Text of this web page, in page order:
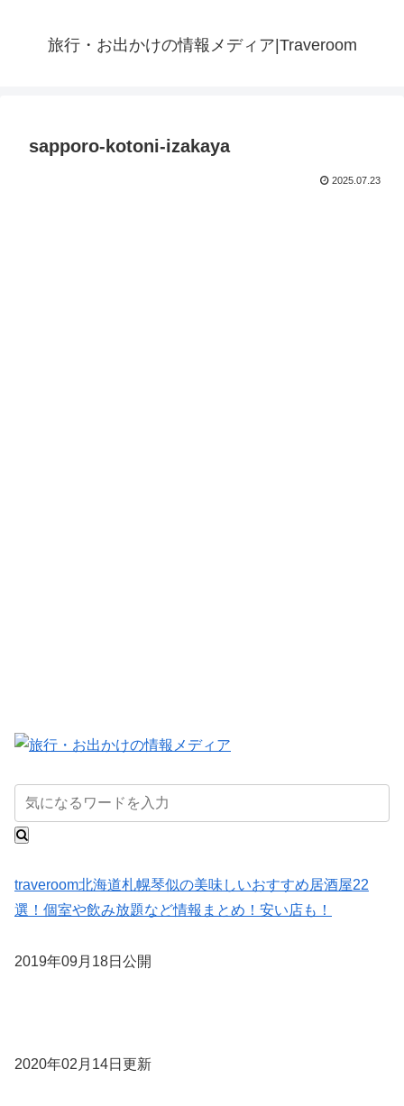
旅行・お出かけの情報メディア|Traveroom
sapporo-kotoni-izakaya
2025.07.23
traveroom北海道札幌琴似の美味しいおすすめ居酒屋22
選！個室や飲み放題など情報まとめ！安い店も！
2019年09月18日公開
2020年02月14日更新